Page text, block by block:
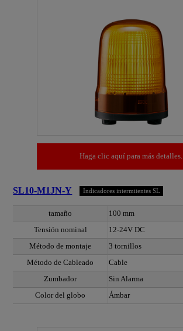
Haga clic aquí para más detalles.
SL10-M1JN-Y Indicadores intermitentes SL
tamaño
100 mm
Tensión nominal
12-24V DC
Método de montaje
3 tornillos
Método de Cableado
Cable
Zumbador
Sin Alarma
Color del globo
Ámbar